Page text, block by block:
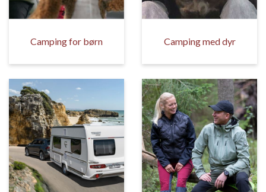
Camping for børn Camping med dyr